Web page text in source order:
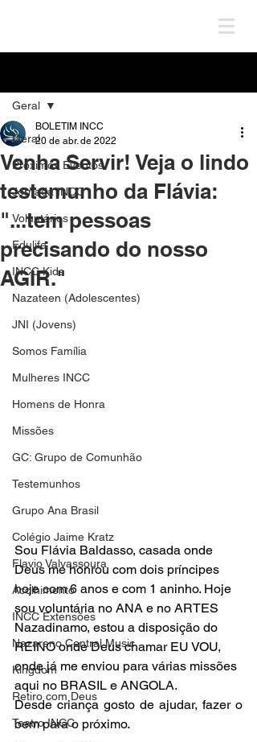
Geral
Próximos Eventos
Jornada INCC
Voluntários
Edulife
INCC Kids
Nazateen (Adolescentes)
JNI (Jovens)
Somos Família
Mulheres INCC
Homens de Honra
Missões
GC: Grupo de Comunhão
Testemunhos
Grupo Ana Brasil
Colégio Jaime Kratz
Flavio Valvassoura
Acolhimento
INCC Extensões
Nazareno Central Music
Kingdom
Retiro com Deus
Teatro INCC
Geral
Venha Servir! Veja o lindo
testemunho da Flávia:
"...tem pessoas
precisando do nosso
AGIR."
BOLETIM INCC
20 de abr. de 2022
Sou Flávia Baldasso, casada onde
Deus me honrou com dois príncipes
hoje com 6 anos e com 1 aninho. Hoje
sou voluntária no ANA e no ARTES
Nazadinamo, estou a disposição do
REINO onde Deus chamar EU VOU,
onde já me enviou para várias missões
aqui no BRASIL e ANGOLA.
Desde criança gosto de ajudar, fazer o
bem para o próximo.